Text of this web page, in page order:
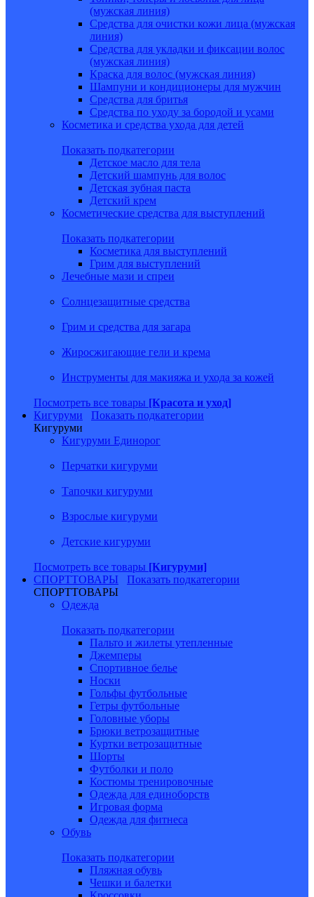
(мужская линия)
Средства для очистки кожи лица (мужская
линия)
Средства для укладки и фиксации волос
(мужская линия)
Краска для волос (мужская линия)
Шампуни и кондиционеры для мужчин
Средства для бритья
Средства по уходу за бородой и усами
Косметика и средства ухода для детей
Показать подкатегории
Детское масло для тела
Детский шампунь для волос
Детская зубная паста
Детский крем
Косметические средства для выступлений
Показать подкатегории
Косметика для выступлений
Грим для выступлений
Лечебные мази и спреи
Солнцезащитные средства
Грим и средства для загара
Жиросжигающие гели и крема
Инструменты для макияжа и ухода за кожей
Посмотреть все товары [Красота и уход]
Кигуруми
Показать подкатегории
Кигуруми
Кигуруми Единорог
Перчатки кигуруми
Тапочки кигуруми
Взрослые кигуруми
Детские кигуруми
Посмотреть все товары [Кигуруми]
СПОРТТОВАРЫ
Показать подкатегории
СПОРТТОВАРЫ
Одежда
Показать подкатегории
Пальто и жилеты утепленные
Джемперы
Спортивное белье
Носки
Гольфы футбольные
Гетры футбольные
Головные уборы
Брюки ветрозащитные
Куртки ветрозащитные
Шорты
Футболки и поло
Костюмы тренировочные
Одежда для единоборств
Игровая форма
Одежда для фитнеса
Обувь
Показать подкатегории
Пляжная обувь
Чешки и балетки